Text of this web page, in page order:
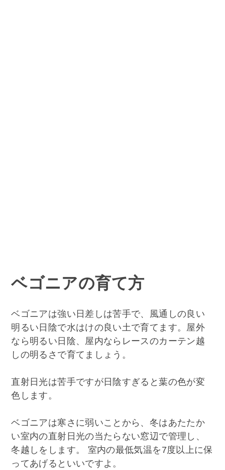
ベゴニアの育て方
ベゴニアは強い日差しは苦手で、風通しの良い
明るい日陰で水はけの良い土で育てます。屋外
なら明るい日陰、屋内ならレースのカーテン越
しの明るさで育てましょう。
直射日光は苦手ですが日陰すぎると葉の色が変
色します。
ベゴニアは寒さに弱いことから、冬はあたたか
い室内の直射日光の当たらない窓辺で管理し、
冬越しをします。 室内の最低気温を7度以上に保
ってあげるといいですよ。